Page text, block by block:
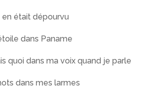
était dépourvu
dans Paname
quoi dans ma voix quand je parle
dans mes larmes